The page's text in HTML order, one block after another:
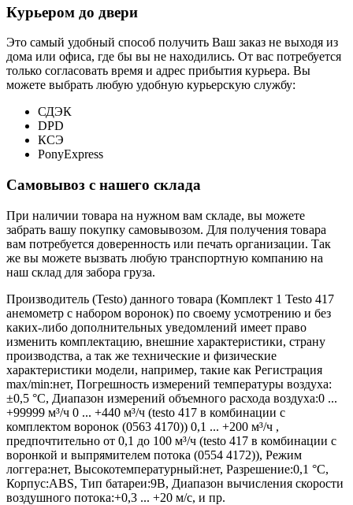
Курьером до двери
Это самый удобный способ получить Ваш заказ не выходя из
дома или офиса, где бы вы не находились. От вас потребуется
только согласовать время и адрес прибытия курьера. Вы
можете выбрать любую удобную курьерскую службу:
СДЭК
DPD
КСЭ
PonyExpress
Самовывоз с нашего склада
При наличии товара на нужном вам складе, вы можете
забрать вашу покупку самовывозом. Для получения товара
вам потребуется доверенность или печать организации. Так
же вы можете вызвать любую транспортную компанию на
наш склад для забора груза.
Производитель (Testo) данного товара (Комплект 1 Testo 417
анемометр с набором воронок) по своему усмотрению и без
каких-либо дополнительных уведомлений имеет право
изменить комплектацию, внешние характеристики, страну
производства, а так же технические и физические
характеристики модели, например, такие как Регистрация
max/min:нет, Погрешность измерений температуры воздуха:
±0,5 °C, Диапазон измерений объемного расхода воздуха:0 ...
+99999 м³/ч 0 ... +440 м³/ч (testo 417 в комбинации с
комплектом воронок (0563 4170)) 0,1 ... +200 м³/ч ,
предпочтительно от 0,1 до 100 м³/ч (testo 417 в комбинации с
воронкой и выпрямителем потока (0554 4172)), Режим
логгера:нет, Высокотемпературный:нет, Разрешение:0,1 °C,
Корпус:ABS, Тип батареи:9В, Диапазон вычисления скорости
воздушного потока:+0,3 ... +20 м/с, и пр.